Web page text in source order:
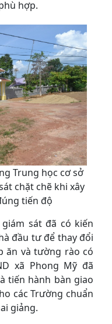
hợp.
Trung học cơ sở
chặt chẽ khi xây
tiến độ
sát đã có kiến
đầu tư để thay đổi
ăn và tường rào có
xã Phong Mỹ đã
tiến hành bàn giao
các Trường chuẩn
giảng.